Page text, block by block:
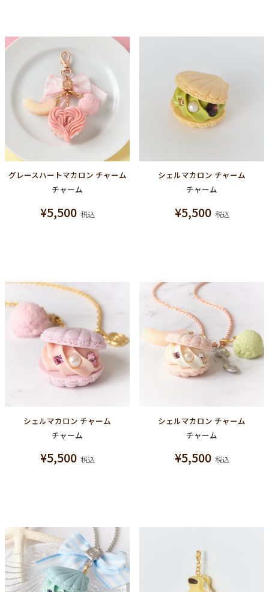
グレースハートマカロン チャーム
チャーム
¥5,500 税込
シェルマカロン チャーム
チャーム
¥5,500 税込
シェルマカロン チャーム
チャーム
¥5,500 税込
シェルマカロン チャーム
チャーム
¥5,500 税込